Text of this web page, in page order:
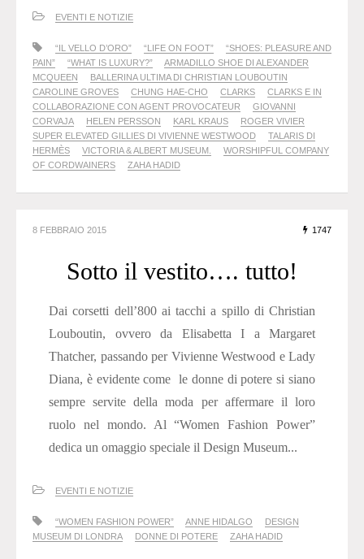
EVENTI E NOTIZIE
“IL VELLO D’ORO” “LIFE ON FOOT”
“SHOES: PLEASURE AND
PAIN”
“WHAT IS LUXURY?”
ARMADILLO SHOE DI ALEXANDER
MCQUEEN
BALLERINA ULTIMA DI CHRISTIAN LOUBOUTIN
CAROLINE GROVES
CHUNG HAE-CHO CLARKS
CLARKS E IN
COLLABORAZIONE CON AGENT PROVOCATEUR
GIOVANNI
CORVAJA
HELEN PERSSON KARL KRAUS
ROGER VIVIER
SUPER ELEVATED GILLIES DI VIVIENNE WESTWOOD
TALARIS DI
HERMÈS
VICTORIA & ALBERT MUSEUM.
WORSHIPFUL COMPANY
OF CORDWAINERS
ZAHA HADID
8 FEBBRAIO 2015 1747
Sotto il vestito…. tutto!
Dai corsetti dell’800 ai tacchi a spillo di Christian
Louboutin, ovvero da Elisabetta I a Margaret
Thatcher, passando per Vivienne Westwood e Lady
Diana, è evidente come le donne di potere si siano
sempre servite della moda per affermare il loro
ruolo nel mondo. Al “Women Fashion Power”
dedica un omaggio speciale il Design Museum...
EVENTI E NOTIZIE
“WOMEN FASHION POWER” ANNE HIDALGO
DESIGN
MUSEUM DI LONDRA
DONNE DI POTERE ZAHA HADID